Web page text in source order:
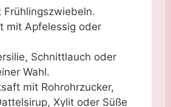
Frühlingszwiebeln.
mit Apfelessig oder
Schnittlauch oder
Wahl.
mit Rohrohrzucker,
Xylit oder Süße